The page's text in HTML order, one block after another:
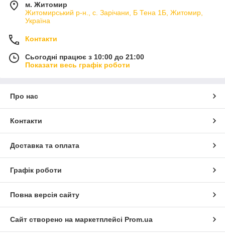
м. Житомир
Житомирський р-н., с. Зарічани, Б Тена 1Б, Житомир,
Україна
Контакти
Сьогодні працює з 10:00 до 21:00
Показати весь графік роботи
Про нас
Контакти
Доставка та оплата
Графік роботи
Повна версія сайту
Сайт створено на маркетплейсі Prom.ua